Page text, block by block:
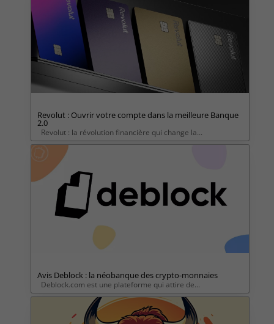
Revolut : Ouvrir votre compte dans la meilleure Banque
2.0
Revolut : la révolution financière qui change la...
Avis Deblock : la néobanque des crypto-monnaies
Deblock.com est une plateforme qui attire de...